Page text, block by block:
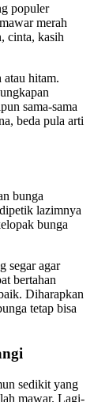
populer
merah
cinta, kasih
atau hitam.
sama-sama
beda pula arti
bunga
lazimnya
bunga
segar agar
bertahan
Diharapkan
tetap bisa
sedikit yang
mawar. Lagi-